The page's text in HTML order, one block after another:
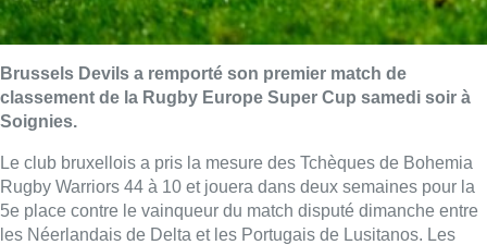
Brussels Devils a remporté son premier match de
classement de la Rugby Europe Super Cup samedi soir à
Soignies.
Le club bruxellois a pris la mesure des Tchèques de Bohemia
Rugby Warriors 44 à 10 et jouera dans deux semaines pour la
5e place contre le vainqueur du match disputé dimanche entre
les Néerlandais de Delta et les Portugais de Lusitanos. Les